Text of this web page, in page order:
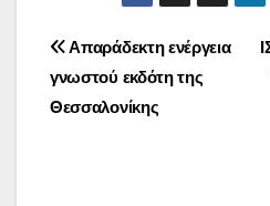
Πλοήγηση
άρθρων
Απαράδεκτη ενέργεια
γνωστού εκδότη της
Θεσσαλονίκης